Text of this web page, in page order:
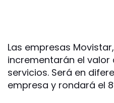
Las empresas
incrementarán el valor
servicios. Será en
empresa y rondará el